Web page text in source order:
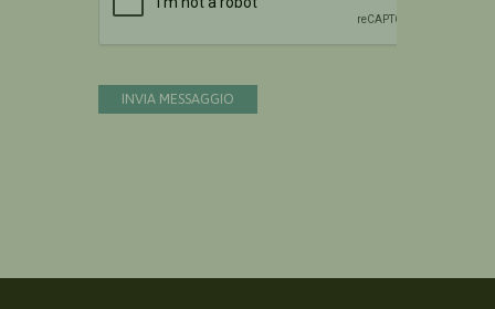
INVIA MESSAGGIO